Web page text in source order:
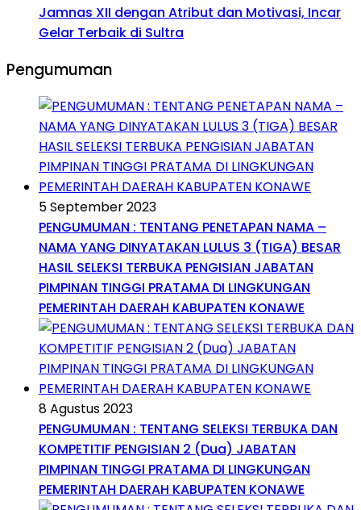
Jamnas XII dengan Atribut dan Motivasi, Incar
Gelar Terbaik di Sultra
Pengumuman
5 September 2023
PENGUMUMAN : TENTANG PENETAPAN NAMA –
NAMA YANG DINYATAKAN LULUS 3 (TIGA) BESAR
HASIL SELEKSI TERBUKA PENGISIAN JABATAN
PIMPINAN TINGGI PRATAMA DI LINGKUNGAN
PEMERINTAH DAERAH KABUPATEN KONAWE
8 Agustus 2023
PENGUMUMAN : TENTANG SELEKSI TERBUKA DAN
KOMPETITIF PENGISIAN 2 (Dua) JABATAN
PIMPINAN TINGGI PRATAMA DI LINGKUNGAN
PEMERINTAH DAERAH KABUPATEN KONAWE